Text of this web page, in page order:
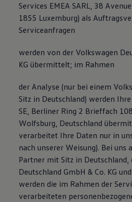
Services EMEA SARL, 38
1855 Luxemburg) als
Serviceanfragen
werden von der Volkswagen
KG übermittelt; im Rahmen
der Analyse (nur bei einem
Sitz in Deutschland) werden
SE, Berliner Ring 2 Brieffach
Wolfsburg, Deutschland
verarbeitet Ihre Daten nur in
nach unserer Weisung). Bei uns
Partner mit Sitz in Deutschland,
Deutschland GmbH & Co. KG
werden die im Rahmen der
verarbeiteten